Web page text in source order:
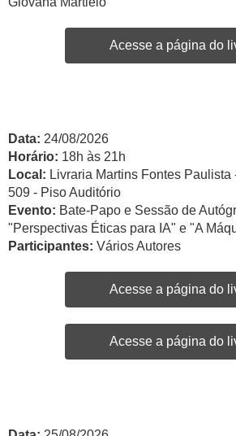
Acesse a página do
Data: 24/08/2026
Horário: 18h às 21h
Local: Livraria Martins Fontes Paulista
509 - Piso Auditório
Evento: Bate-Papo e Sessão de
"Perspectivas Éticas para IA" e "A
Participantes: Vários Autores
Acesse a página do
Acesse a página do